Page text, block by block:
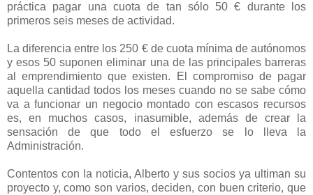
práctica pagar una cuota de tan sólo 50 € durante los
primeros seis meses de actividad.
La diferencia entre los 250 € de cuota mínima de autónomos
y esos 50 suponen eliminar una de las principales barreras
al emprendimiento que existen. El compromiso de pagar
aquella cantidad todos los meses cuando no se sabe cómo
va a funcionar un negocio montado con escasos recursos
es, en muchos casos, inasumible, además de crear la
sensación de que todo el esfuerzo se lo lleva la
Administración.
Contentos con la noticia, Alberto y sus socios ya ultiman su
proyecto y, como son varios, deciden, con buen criterio, que